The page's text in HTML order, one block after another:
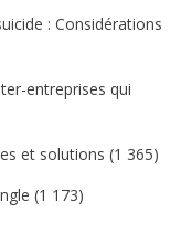
: Considérations
entreprises qui
et solutions (1 365)
(1 173)